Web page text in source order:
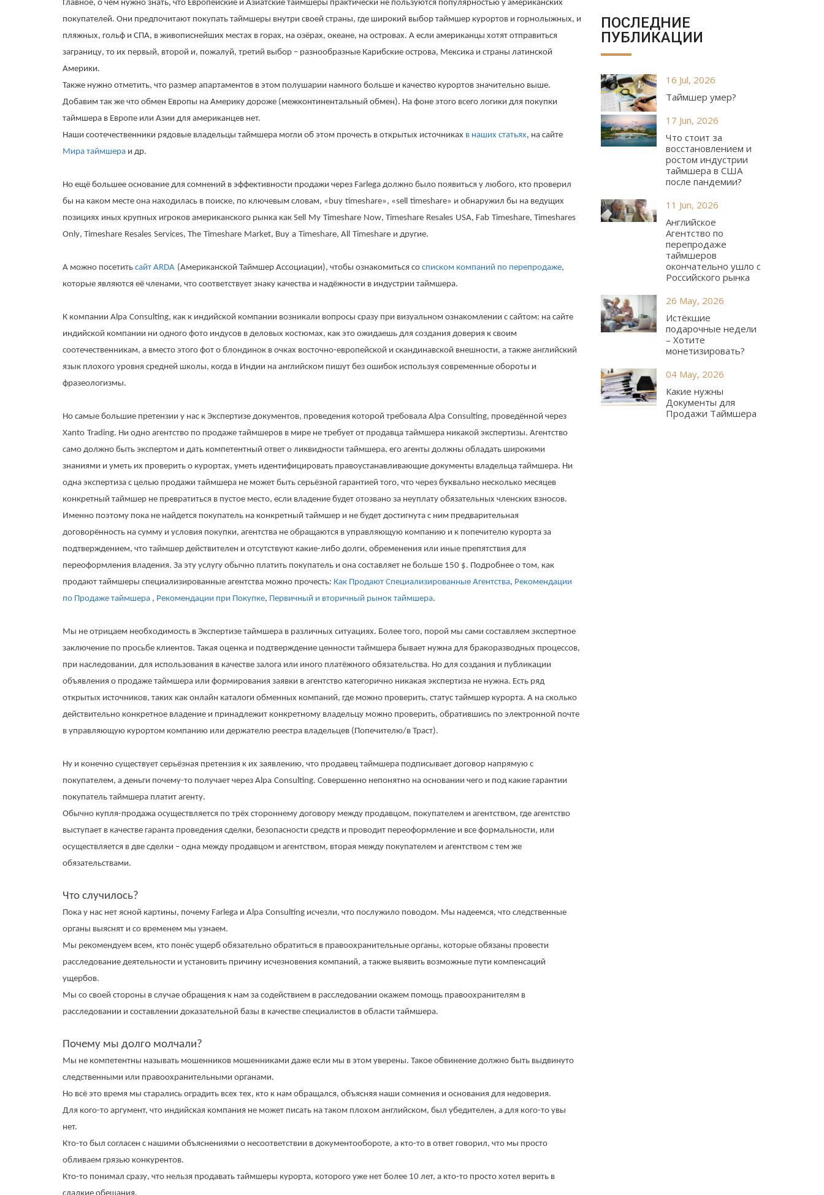
Главное, о чем нужно знать, что Европейские и Азиатские таймшеры практически не пользуются популярностью у американских
покупателей. Они предпочитают покупать таймшеры внутри своей страны, где широкий выбор таймшер курортов и горнолыжных, и
пляжных, гольф и СПА, в живописнейших местах в горах, на озёрах, океане, на островах. А если американцы хотят отправиться
заграницу, то их первый, второй и, пожалуй, третий выбор – разнообразные Карибские острова, Мексика и страны латинской
Америки.
Также нужно отметить, что размер апартаментов в этом полушарии намного больше и качество курортов значительно выше.
Добавим так же что обмен Европы на Америку дороже (межконтинентальный обмен). На фоне этого всего логики для покупки
таймшера в Европе или Азии для американцев нет.
Наши соотечественники рядовые владельцы таймшера могли об этом прочесть в открытых источниках в наших статьях, на сайте
Мира таймшера и др.
Но ещё большее основание для сомнений в эффективности продажи через Farlega должно было появиться у любого, кто проверил
бы на каком месте она находилась в поиске, по ключевым словам, «buy timeshare», «sell timeshare» и обнаружил бы на ведущих
позициях иных крупных игроков американского рынка как Sell My Timeshare Now, Timeshare Resales USA, Fab Timeshare, Timeshares
Only, Timeshare Resales Services, The Timeshare Market, Buy a Timeshare, All Timeshare и другие.
А можно посетить сайт ARDA (Американской Таймшер Ассоциации), чтобы ознакомиться со списком компаний по перепродаже,
которые являются её членами, что соответствует знаку качества и надёжности в индустрии таймшера.
К компании Alpa Consulting, как к индийской компании возникали вопросы сразу при визуальном ознакомлении с сайтом: на сайте
индийской компании ни одного фото индусов в деловых костюмах, как это ожидаешь для создания доверия к своим
соотечественникам, а вместо этого фот о блондинок в очках восточно-европейской и скандинавской внешности, а также английский
язык плохого уровня средней школы, когда в Индии на английском пишут без ошибок используя современные обороты и
фразеологизмы.
Но самые большие претензии у нас к Экспертизе документов, проведения которой требовала Alpa Consulting, проведённой через
Xanto Trading. Ни одно агентство по продаже таймшеров в мире не требует от продавца таймшера никакой экспертизы. Агентство
само должно быть экспертом и дать компетентный ответ о ликвидности таймшера, его агенты должны обладать широкими
знаниями и уметь их проверить о курортах, уметь идентифицировать правоустанавливающие документы владельца таймшера. Ни
одна экспертиза с целью продажи таймшера не может быть серьёзной гарантией того, что через буквально несколько месяцев
конкретный таймшер не превратиться в пустое место, если владение будет отозвано за неуплату обязательных членских взносов.
Именно поэтому пока не найдется покупатель на конкретный таймшер и не будет достигнута с ним предварительная
договорённость на сумму и условия покупки, агентства не обращаются в управляющую компанию и к попечителю курорта за
подтверждением, что таймшер действителен и отсутствуют какие-либо долги, обременения или иные препятствия для
переоформления владения. За эту услугу обычно платить покупатель и она составляет не больше 150 $. Подробнее о том, как
продают таймшеры специализированные агентства можно прочесть: Как Продают Специализированные Агентства, Рекомендации
по Продаже таймшера , Рекомендации при Покупке, Первичный и вторичный рынок таймшера.
Мы не отрицаем необходимость в Экспертизе таймшера в различных ситуациях. Более того, порой мы сами составляем экспертное
заключение по просьбе клиентов. Такая оценка и подтверждение ценности таймшера бывает нужна для бракоразводных процессов,
при наследовании, для использования в качестве залога или иного платёжного обязательства. Но для создания и публикации
объявления о продаже таймшера или формирования заявки в агентство категорично никакая экспертиза не нужна. Есть ряд
открытых источников, таких как онлайн каталоги обменных компаний, где можно проверить, статус таймшер курорта. А на сколько
действительно конкретное владение и принадлежит конкретному владельцу можно проверить, обратившись по электронной почте
в управляющую курортом компанию или держателю реестра владельцев (Попечителю/в Траст).
Ну и конечно существует серьёзная претензия к их заявлению, что продавец таймшера подписывает договор напрямую с
покупателем, а деньги почему-то получает через Alpa Consulting. Совершенно непонятно на основании чего и под какие гарантии
покупатель таймшера платит агенту.
Обычно купля-продажа осуществляется по трёх стороннему договору между продавцом, покупателем и агентством, где агентство
выступает в качестве гаранта проведения сделки, безопасности средств и проводит переоформление и все формальности, или
осуществляется в две сделки – одна между продавцом и агентством, вторая между покупателем и агентством с тем же
обязательствами.
Что случилось?
Пока у нас нет ясной картины, почему Farlega и Alpa Consulting исчезли, что послужило поводом. Мы надеемся, что следственные
органы выяснят и со временем мы узнаем.
Мы рекомендуем всем, кто понёс ущерб обязательно обратиться в правоохранительные органы, которые обязаны провести
расследование деятельности и установить причину исчезновения компаний, а также выявить возможные пути компенсаций
ущербов.
Мы со своей стороны в случае обращения к нам за содействием в расследовании окажем помощь правоохранителям в
расследовании и составлении доказательной базы в качестве специалистов в области таймшера.
Почему мы долго молчали?
Мы не компетентны называть мошенников мошенниками даже если мы в этом уверены. Такое обвинение должно быть выдвинуто
следственными или правоохранительными органами.
Но всё это время мы старались оградить всех тех, кто к нам обращался, объясняя наши сомнения и основания для недоверия.
Для кого-то аргумент, что индийская компания не может писать на таком плохом английском, был убедителен, а для кого-то увы
нет.
Кто-то был согласен с нашими объяснениями о несоответствии в документообороте, а кто-то в ответ говорил, что мы просто
обливаем грязью конкурентов.
Кто-то понимал сразу, что нельзя продавать таймшеры курорта, которого уже нет более 10 лет, а кто-то просто хотел верить в
ПОСЛЕДНИЕ
ПУБЛИКАЦИИ
16 Jul, 2026
Таймшер умер?
17 Jun, 2026
Что стоит за
восстановлением и
ростом индустрии
таймшера в США
после пандемии?
11 Jun, 2026
Английское
Агентство по
перепродаже
таймшеров
окончательно ушло с
Российского рынка
26 May, 2026
Истёкшие
подарочные недели
– Хотите
монетизировать?
04 May, 2026
Какие нужны
Документы для
Продажи Таймшера